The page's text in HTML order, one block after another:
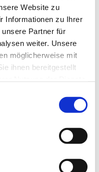
Website zu
Informationen zu Ihrer
Partner für
weiter. Unsere
möglicherweise mit
ihnen bereitgestellt
sollten
erhältlich, Tel. 0731